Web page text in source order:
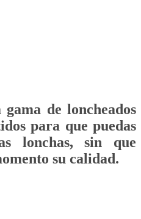
gama de loncheados
para que puedas
lonchas, sin que
su calidad.